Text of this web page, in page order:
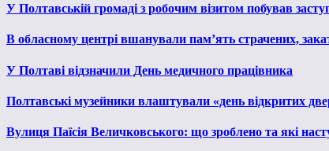
У Полтавській громаді з робочим візитом побував
В обласному центрі вшанували пам’ять страчених,
У Полтаві відзначили День медичного працівника
Полтавські музейники влаштували «день відкритих
Вулиця Паїсія Величковського: що зроблено та які